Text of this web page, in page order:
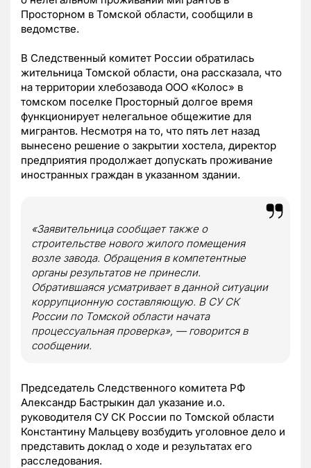
Просторном в Томской области, сообщили в
ведомстве.
В Следственный комитет России обратилась
жительница Томской области, она рассказала, что
на территории хлебозавода ООО «Колос» в
томском поселке Просторный долгое время
функционирует нелегальное общежитие для
мигрантов. Несмотря на то, что пять лет назад
вынесено решение о закрытии хостела, директор
предприятия продолжает допускать проживание
иностранных граждан в указанном здании.
«Заявительница сообщает также о
строительстве нового жилого помещения
возле завода. Обращения в компетентные
органы результатов не принесли.
Обратившаяся усматривает в данной ситуации
коррупционную составляющую. В СУ СК
России по Томской области начата
процессуальная проверка», — говорится в
сообщении.
Председатель Следственного комитета РФ
Александр Бастрыкин дал указание и.о.
руководителя СУ СК России по Томской области
Константину Мальцеву возбудить уголовное дело и
представить доклад о ходе и результатах его
расследования.